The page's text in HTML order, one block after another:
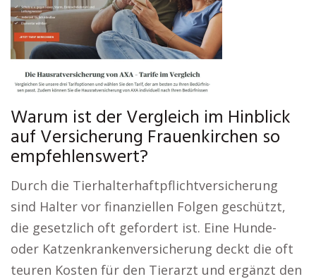
Warum ist der Vergleich im Hinblick
auf Versicherung Frauenkirchen so
empfehlenswert?
Durch die Tierhalterhaftpflichtversicherung
sind Halter vor finanziellen Folgen geschützt,
die gesetzlich oft gefordert ist. Eine Hunde-
oder Katzenkrankenversicherung deckt die oft
teuren Kosten für den Tierarzt und ergänzt den